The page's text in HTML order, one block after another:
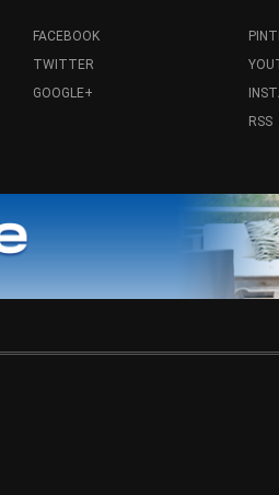
FACEBOOK
TWITTER
GOOGLE+
RSS